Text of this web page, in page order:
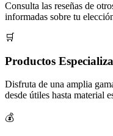
Consulta las reseñas de
informadas sobre tu
🛒
Productos
Disfruta de una amplia
desde útiles hasta material
💰